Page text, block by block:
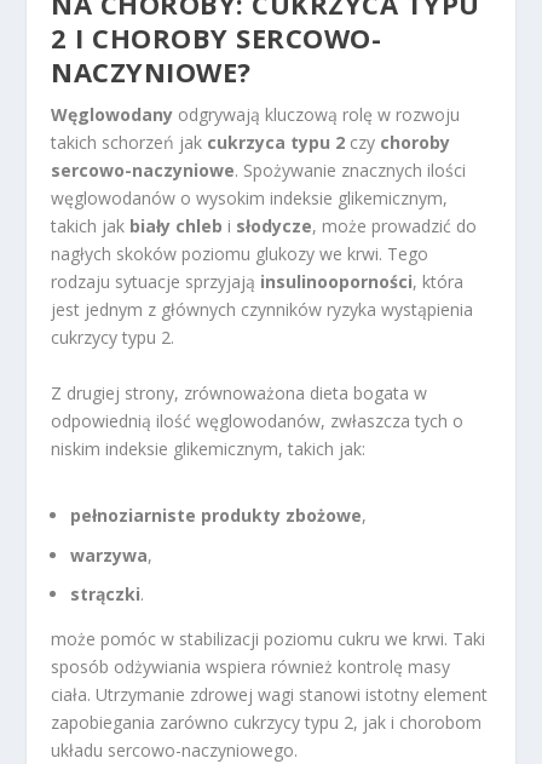
2 I CHOROBY SERCOWO-
NACZYNIOWE?
Węglowodany odgrywają kluczową rolę w rozwoju
takich schorzeń jak cukrzyca typu 2 czy choroby
sercowo-naczyniowe. Spożywanie znacznych ilości
węglowodanów o wysokim indeksie glikemicznym,
takich jak biały chleb i słodycze, może prowadzić do
nagłych skoków poziomu glukozy we krwi. Tego
rodzaju sytuacje sprzyjają insulinooporności, która
jest jednym z głównych czynników ryzyka wystąpienia
cukrzycy typu 2.
Z drugiej strony, zrównoważona dieta bogata w
odpowiednią ilość węglowodanów, zwłaszcza tych o
niskim indeksie glikemicznym, takich jak:
pełnoziarniste produkty zbożowe,
warzywa,
strączki.
może pomóc w stabilizacji poziomu cukru we krwi. Taki
sposób odżywiania wspiera również kontrolę masy
ciała. Utrzymanie zdrowej wagi stanowi istotny element
zapobiegania zarówno cukrzycy typu 2, jak i chorobom
układu sercowo-naczyniowego.